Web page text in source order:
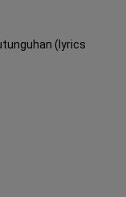
(lyrics